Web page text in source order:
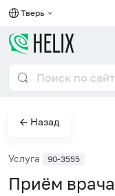
Тверь
← Назад
Услуга 90-3555
Приём